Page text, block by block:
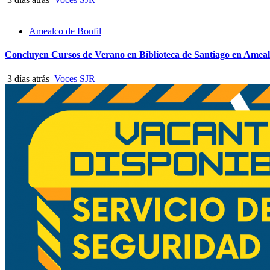
Amealco de Bonfil
Concluyen Cursos de Verano en Biblioteca de Santiago en
3 días atrás Voces SJR